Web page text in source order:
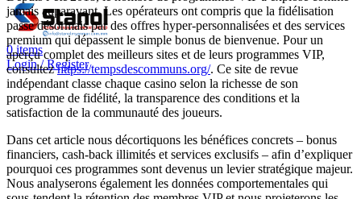
0items
Login / Register
jamais auparavant. Les opérateurs ont compris que la fidélisation
passe désormais par des offres hyper‑personnalisées et des services
premium qui dépassent le simple bonus de bienvenue. Pour un
aperçu complet des meilleurs sites et de leurs programmes VIP,
consultezhttps://tempsdescommuns.org/. Ce site de revue
indépendant classe chaque casino selon la richesse de son
programme de fidélité, la transparence des conditions et la
satisfaction de la communauté des joueurs.
Dans cet article nous décortiquons les bénéfices concrets – bonus
financiers, cash‑back illimités et services exclusifs – afin d’expliquer
pourquoi ces programmes sont devenus un levier stratégique majeur.
Nous analyserons également les données comportementales qui